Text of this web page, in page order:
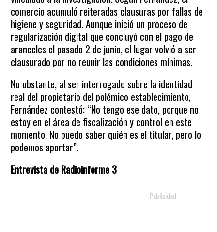
comercio acumuló reiteradas clausuras por fallas de
higiene y seguridad. Aunque inició un proceso de
regularización digital que concluyó con el pago de
aranceles el pasado 2 de junio, el lugar volvió a ser
clausurado por no reunir las condiciones mínimas.
No obstante, al ser interrogado sobre la identidad
real del propietario del polémico establecimiento,
Fernández contestó: “No tengo ese dato, porque no
estoy en el área de fiscalización y control en este
momento. No puedo saber quién es el titular, pero lo
podemos aportar”.
Entrevista de Radioinforme 3